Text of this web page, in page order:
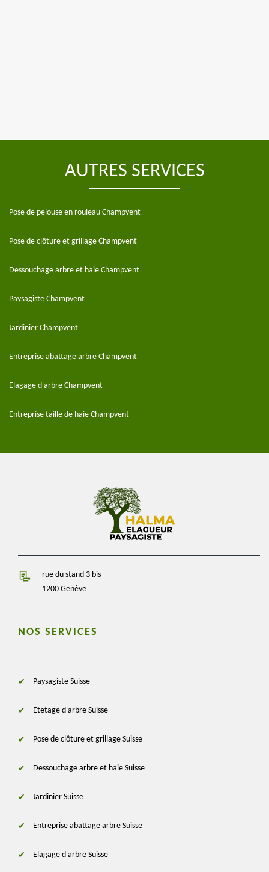
AUTRES SERVICES
Pose de pelouse en rouleau Champvent
Pose de clôture et grillage Champvent
Dessouchage arbre et haie Champvent
Paysagiste Champvent
Jardinier Champvent
Entreprise abattage arbre Champvent
Elagage d'arbre Champvent
Entreprise taille de haie Champvent
rue du stand 3 bis
1200 Genève
NOS SERVICES
Paysagiste Suisse
Etetage d'arbre Suisse
Pose de clôture et grillage Suisse
Dessouchage arbre et haie Suisse
Jardinier Suisse
Entreprise abattage arbre Suisse
Elagage d'arbre Suisse